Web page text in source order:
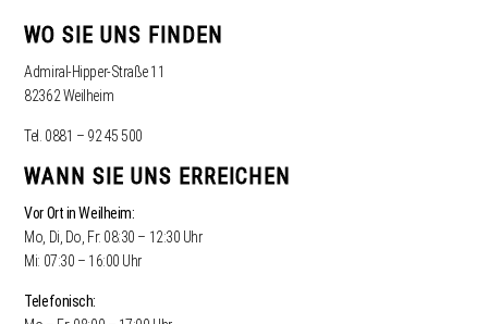
WO SIE UNS FINDEN
Admiral-Hipper-Straße 11
82362 Weilheim
Tel. 0881 – 92 45 500
WANN SIE UNS ERREICHEN
Vor Ort in Weilheim:
Mo, Di, Do, Fr: 08:30 – 12:30 Uhr
Mi: 07:30 – 16:00 Uhr
Telefonisch: